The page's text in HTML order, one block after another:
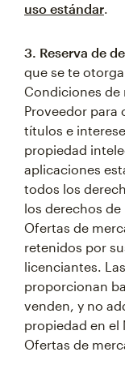
uso estándar.
3. Reserva de
que se te
Condiciones de
Proveedor para
títulos e
propiedad
aplicaciones
todos los
los derechos
Ofertas de
retenidos por
licenciantes.
proporcionan
venden, y no
propiedad en el
Ofertas de